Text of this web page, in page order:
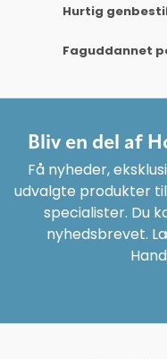
Hurtig
Faguddannet
Bliv en del af
Få nyheder,
udvalgte produkter
specialister. Du
nyhedsbrevet.